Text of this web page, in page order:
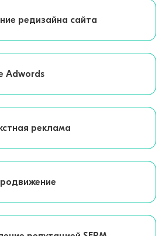
редизайна сайта
Adwords
реклама